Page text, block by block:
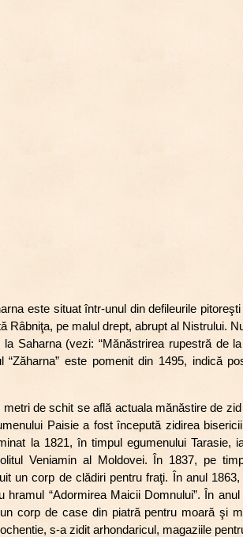
este situat într-unul din defileurile
Râbniţa, pe malul drept, abrupt al Nistrului.
Saharna (vezi: “Mănăstrirea rupestră de
este pomenit din 1495, indică
de schit se află actuala mănăstire de
Paisie a fost începută zidirea
la 1821, în timpul egumenului Tarasie,
Veniamin al Moldovei. În 1837, pe
un corp de clădiri pentru fraţi. În anul
hramul “Adormirea Maicii Domnului”. În
corp de case din piatră pentru moară şi
s-a zidit arhondaricul, magaziile